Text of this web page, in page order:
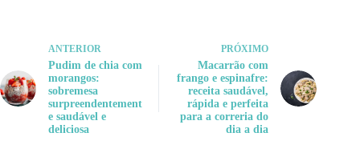
ANTERIOR
Pudim de chia com
morangos:
sobremesa
surpreendentement
e saudável e
deliciosa
PRÓXIMO
Macarrão com
frango e espinafre:
receita saudável,
rápida e perfeita
para a correria do
dia a dia